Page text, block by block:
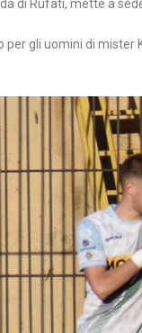
di Rufati, mette a
per gli uomini di mister